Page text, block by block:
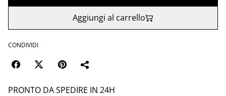
Aggiungi al carrello
CONDIVIDI
PRONTO DA SPEDIRE IN 24H